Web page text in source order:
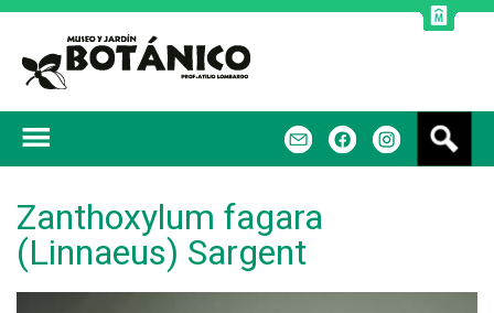
Zanthoxylum fagara
(Linnaeus) Sargent
s